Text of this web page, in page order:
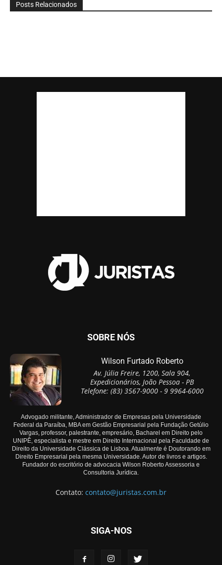
Posts Relacionados
SOBRE NÓS
Wilson Furtado Roberto
Av. Júlia Freire, 1200, Sala 904,
Expedicionários, João Pessoa - PB
Telefone: (83) 3567-9000 - 9 9964-6000
Advogado militante, Administrador de Empresas pela Universidade
Federal da Paraíba, MBA em Gestão Empresarial pela Fundação Getúlio
Vargas, professor, palestrante, empresário, Bacharel em Direito pelo
UNIPÊ, especialista e mestre em Direito Internacional pela Faculdade de
Direito da Universidade Clássica de Lisboa. Atualmente é Doutorando em
Direito Empresarial pela mesma Universidade. Autor de livros e artigos.
Fundador do escritório de advocacia Wilson Roberto Assessoria e
Consultoria Jurídica.
Contato: contato@juristas.com.br
SIGA-NOS